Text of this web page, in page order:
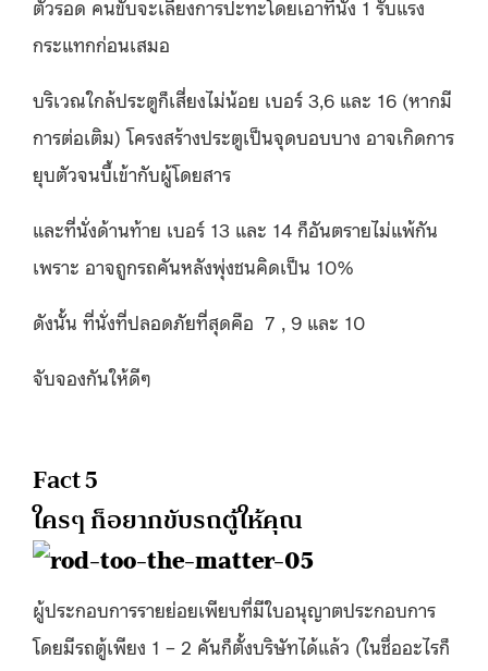
ตัวรอด คนขับจะเลี่ยงการปะทะโดยเอาที่นั่ง 1 รับแรง
กระแทกก่อนเสมอ
บริเวณใกล้ประตูก็เสี่ยงไม่น้อย เบอร์ 3,6 และ 16 (หากมี
การต่อเติม) โครงสร้างประตูเป็นจุดบอบบาง อาจเกิดการ
ยุบตัวจนบี้เข้ากับผู้โดยสาร
และที่นั่งด้านท้าย เบอร์ 13 และ 14 ก็อันตรายไม่แพ้กัน
เพราะ อาจถูกรถคันหลังพุ่งชนคิดเป็น 10%
ดังนั้น ที่นั่งที่ปลอดภัยที่สุดคือ 7 , 9 และ 10
จับจองกันให้ดีๆ
Fact 5
ใครๆ ก็อยากขับรถตู้ให้คุณ
ผู้ประกอบการรายย่อยเพียบที่มีใบอนุญาตประกอบการ
โดยมีรถตู้เพียง 1 – 2 คันก็ตั้งบริษัทได้แล้ว (ในชื่ออะไรก็